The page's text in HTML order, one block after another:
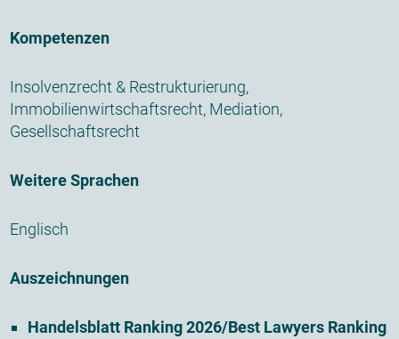
Kompetenzen
Insolvenzrecht & Restrukturierung,
Immobilienwirtschaftsrecht, Mediation,
Gesellschaftsrecht
Weitere Sprachen
Englisch
Auszeichnungen
Handelsblatt Ranking 2026/Best Lawyers Ranking